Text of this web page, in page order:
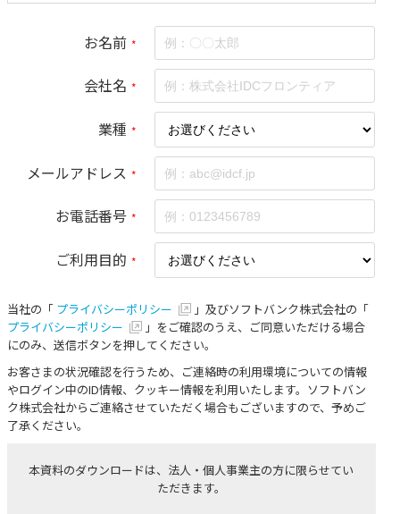
お名前 *
会社名 *
業種 *
メールアドレス *
お電話番号 *
ご利用目的 *
当社の「 プライバシーポリシー
」及びソフトバンク株式会社の「
プライバシーポリシー
」をご確認のうえ、ご同意いただける場合
にのみ、送信ボタンを押してください。
お客さまの状況確認を行うため、ご連絡時の利用環境についての情報
やログイン中のID情報、クッキー情報を利用いたします。ソフトバン
ク株式会社からご連絡させていただく場合もございますので、予めご
了承ください。
本資料のダウンロードは、法人・個人事業主の方に限らせてい
ただきます。